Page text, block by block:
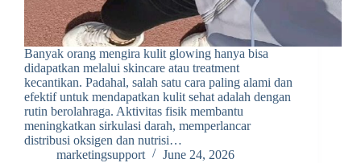
Banyak orang mengira kulit glowing hanya bisa
didapatkan melalui skincare atau treatment
kecantikan. Padahal, salah satu cara paling alami dan
efektif untuk mendapatkan kulit sehat adalah dengan
rutin berolahraga. Aktivitas fisik membantu
meningkatkan sirkulasi darah, memperlancar
distribusi oksigen dan nutrisi…
marketingsupport
June 24, 2026